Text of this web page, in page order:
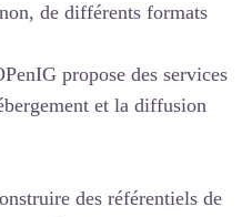
de différents formats
propose des services
et la diffusion
des référentiels de